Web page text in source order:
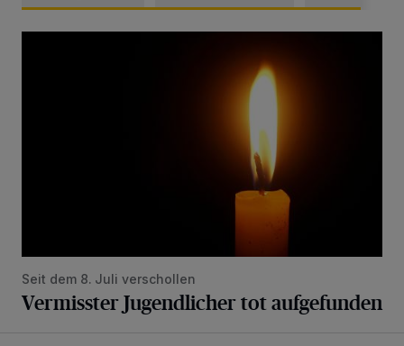
Seit dem 8. Juli verschollen
Vermisster Jugendlicher tot aufgefunden